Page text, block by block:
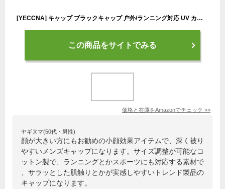
[YECCNA] キャップ ブラックキャップ 户外/ランニング対応 UV カット 深め版型 小顔効果 メンズ・レディース サイズ調節可能 綿 100％ 5color (JP, アルファベット, Free Size, ブラック) [並行輸入品]
この商品をサイトでみる
価格と在庫をAmazonでチェック >>
ヤギヌマ(50代・男性)
顔が大きい方にもお勧めの小顔効果アイテムで、深く被り
やすいメンズキャップになります。サイズ調整が可能なコ
ットン製で、ランニングとかスポーツにも対応する素材で
、サラッとした肌触りとかが実感しやすいトレンド製品の
キャップになります。